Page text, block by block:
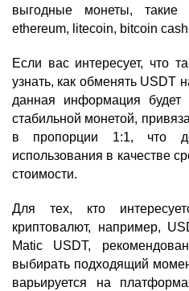
выгодные монеты,
ethereum, litecoin, bitcoin
Если вас интересует, что
узнать, как обменять USDT
данная информация будет
стабильной монетой,
в пропорции 1:1, что
использования в качестве
стоимости.
Для тех, кто
криптовалют, например,
Matic USDT,
выбирать подходящий
варьируется на